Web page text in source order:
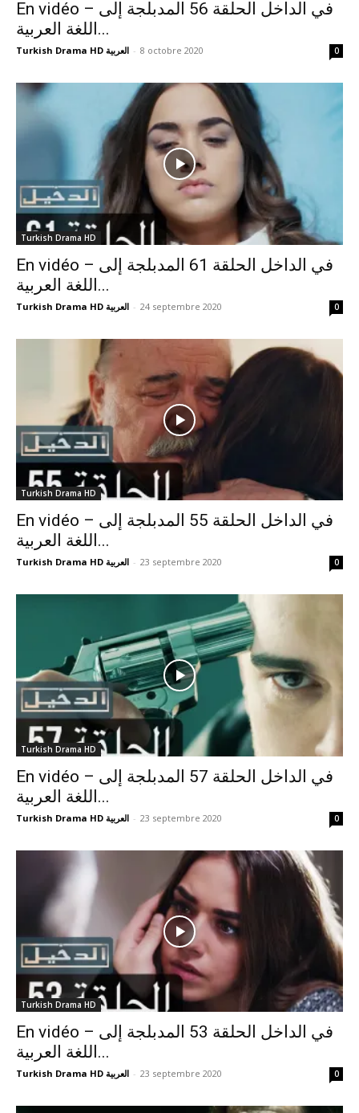
En vidéo – في الداخل الحلقة 56 المدبلجة إلى
اللغة العربية...
Turkish Drama HD العربية - 8 octobre 2020 0
Turkish Drama HD
En vidéo – في الداخل الحلقة 61 المدبلجة إلى
اللغة العربية...
Turkish Drama HD العربية - 24 septembre 2020 0
Turkish Drama HD
En vidéo – في الداخل الحلقة 55 المدبلجة إلى
اللغة العربية...
Turkish Drama HD العربية - 23 septembre 2020 0
Turkish Drama HD
En vidéo – في الداخل الحلقة 57 المدبلجة إلى
اللغة العربية...
Turkish Drama HD العربية - 23 septembre 2020 0
Turkish Drama HD
En vidéo – في الداخل الحلقة 53 المدبلجة إلى
اللغة العربية...
Turkish Drama HD العربية - 23 septembre 2020 0